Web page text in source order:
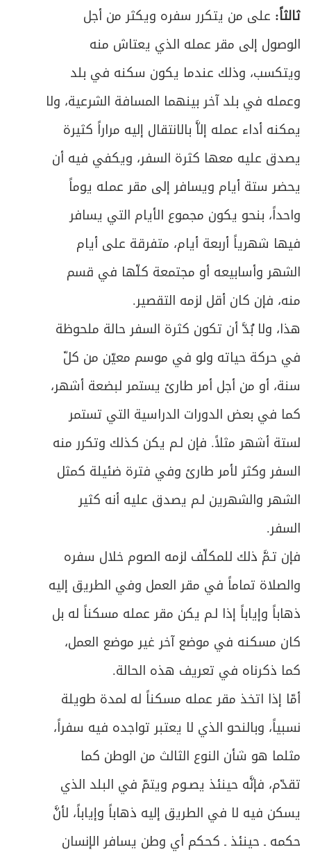
ثالثاً: على من يتكرر سفره ويكثر من أجل
الوصول إلى مقر عمله الذي يعتاش منه
ويتكسب، وذلك عندما يكون سكنه في بلد
وعمله في بلد آخر بينهما المسافة الشرعية، ولا
يمكنه أداء عمله إلاَّ بالانتقال إليه مراراً كثيرة
يصدق عليه معها كثرة السفر، ويكفي فيه أن
يحضر ستة أيام ويسافر إلى مقر عمله يوماً
واحداً، بنحو يكون مجموع الأيام التي يسافر
فيها شهرياً أربعة أيام، متفرقة على أيام
الشهر وأسابيعه أو مجتمعة كلّها في قسم
منه، فإن كان أقل لزمه التقصير.
هذا، ولا بُدَّ أن تكون كثرة السفر حالة ملحوظة
في حركة حياته ولو في موسم معيّن من كلّ
سنة، أو من أجل أمر طارئ يستمر لبضعة أشهر،
كما في بعض الدورات الدراسية التي تستمر
لستة أشهر مثلاً. فإن لـم يكن كذلك وتكرر منه
السفر وكثر لأمر طارئ وفي فترة ضئيلة كمثل
الشهر والشهرين لـم يصدق عليه أنه كثير
السفر.
فإن تـمَّ ذلك للمكلّف لزمه الصوم خلال سفره
والصلاة تماماً في مقر العمل وفي الطريق إليه
ذهاباً وإياباً إذا لـم يكن مقر عمله مسكناً له بل
كان مسكنه في موضع آخر غير موضع العمل،
كما ذكرناه في تعريف هذه الحالة.
أمّا إذا اتخذ مقر عمله مسكناً له لمدة طويلة
نسبياً، وبالنحو الذي لا يعتبر تواجده فيه سفراً،
مثلما هو شأن النوع الثالث من الوطن كما
تقدّم، فإنَّه حينئذ يصـوم ويتمّ في البلد الذي
يسكن فيه لا في الطريق إليه ذهاباً وإياباً، لأنَّ
حكمه ـ حينئذ ـ كحكم أي وطن يسافر الإنسان